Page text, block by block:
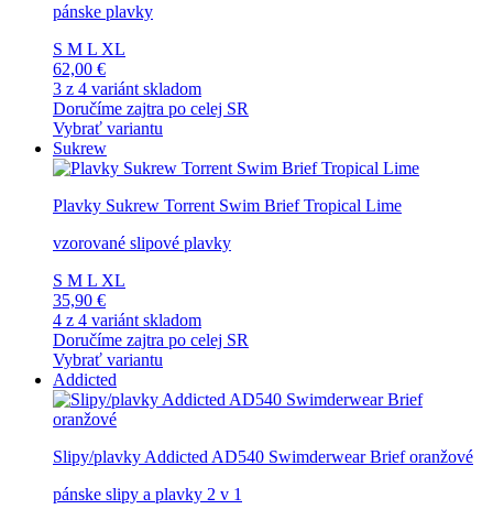
pánske plavky
S M L XL
62,00 €
3 z 4 variánt skladom
Doručíme zajtra po celej SR
Vybrať variantu
Sukrew
Plavky Sukrew Torrent Swim Brief Tropical Lime
vzorované slipové plavky
S M L XL
35,90 €
4 z 4 variánt skladom
Doručíme zajtra po celej SR
Vybrať variantu
Addicted
Slipy/plavky Addicted AD540 Swimderwear Brief oranžové
pánske slipy a plavky 2 v 1